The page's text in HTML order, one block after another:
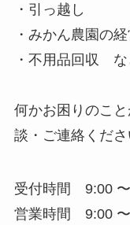
・引っ越し
・みかん農園の
・不用品回収 な
何かお困りのこ
談・ご連絡くださ
受付時間 9:00 〜
営業時間 9:00 〜